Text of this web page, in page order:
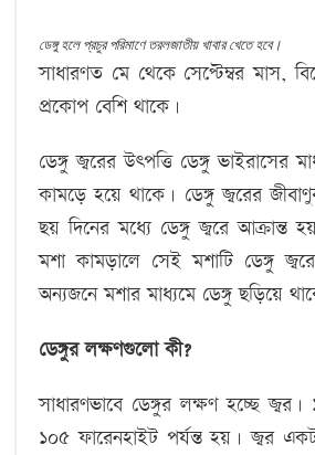
ডেঙ্গু হলে প্রচুর পরিমাণে তরলজাতীয় খাবার খেতে হবে।
সাধারণত মে থেকে সেপ্টেম্বর মাস,
প্রকোপ বেশি থাকে।
ডেঙ্গু জ্বরের উৎপত্তি ডেঙ্গু
কামড়ে হয়ে থাকে। ডেঙ্গু জ্বরের
ছয় দিনের মধ্যে ডেঙ্গু জ্বরে আক্রান্ত
মশা কামড়ালে সেই মশাটি ডেঙ্গু
অন্যজনে মশার মাধ্যমে ডেঙ্গু ছড়িয়ে
ডেঙ্গুর লক্ষণগুলো কী?
সাধারণভাবে ডেঙ্গুর লক্ষণ হচ্ছে
১০৫ ফারেনহাইট পর্যন্ত হয়। জ্বর